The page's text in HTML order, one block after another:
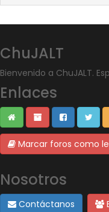
ChuJALT
Bienvenido a ChuJALT.
Enlaces
Marcar foros como
Nosotros
Contáctanos